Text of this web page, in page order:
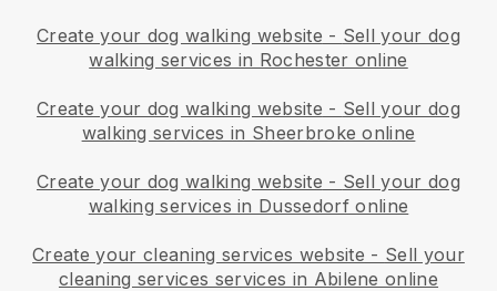
Create your dog walking website - Sell your dog
walking services in Rochester online
Create your dog walking website - Sell your dog
walking services in Sheerbroke online
Create your dog walking website - Sell your dog
walking services in Dussedorf online
Create your cleaning services website - Sell your
cleaning services services in Abilene online